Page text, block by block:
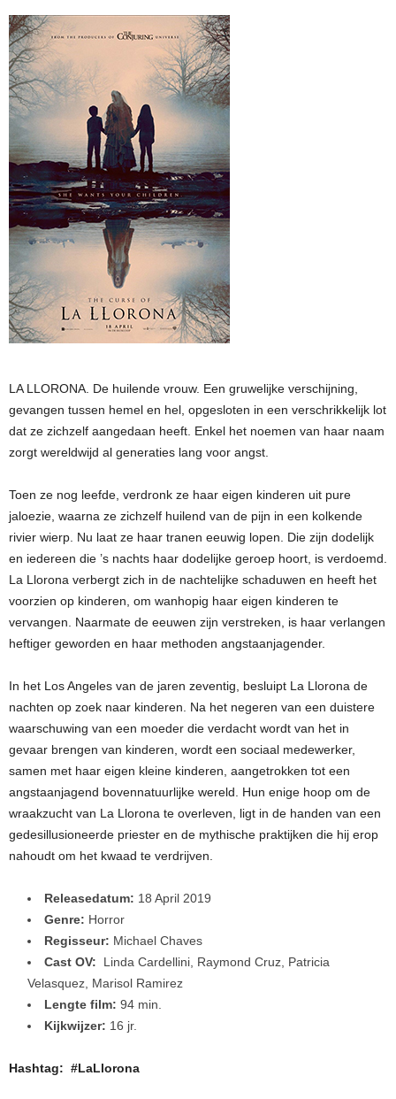
LA LLORONA. De huilende vrouw. Een gruwelijke verschijning,
gevangen tussen hemel en hel, opgesloten in een verschrikkelijk lot
dat ze zichzelf aangedaan heeft. Enkel het noemen van haar naam
zorgt wereldwijd al generaties lang voor angst.
Toen ze nog leefde, verdronk ze haar eigen kinderen uit pure
jaloezie, waarna ze zichzelf huilend van de pijn in een kolkende
rivier wierp. Nu laat ze haar tranen eeuwig lopen. Die zijn dodelijk
en iedereen die ’s nachts haar dodelijke geroep hoort, is verdoemd.
La Llorona verbergt zich in de nachtelijke schaduwen en heeft het
voorzien op kinderen, om wanhopig haar eigen kinderen te
vervangen. Naarmate de eeuwen zijn verstreken, is haar verlangen
heftiger geworden en haar methoden angstaanjagender.
In het Los Angeles van de jaren zeventig, besluipt La Llorona de
nachten op zoek naar kinderen. Na het negeren van een duistere
waarschuwing van een moeder die verdacht wordt van het in
gevaar brengen van kinderen, wordt een sociaal medewerker,
samen met haar eigen kleine kinderen, aangetrokken tot een
angstaanjagend bovennatuurlijke wereld. Hun enige hoop om de
wraakzucht van La Llorona te overleven, ligt in de handen van een
gedesillusioneerde priester en de mythische praktijken die hij erop
nahoudt om het kwaad te verdrijven.
Releasedatum: 18 April 2019
Genre: Horror
Regisseur: Michael Chaves
Cast OV: Linda Cardellini, Raymond Cruz, Patricia
Velasquez, Marisol Ramirez
Lengte film: 94 min.
Kijkwijzer: 16 jr.
Hashtag: #LaLlorona